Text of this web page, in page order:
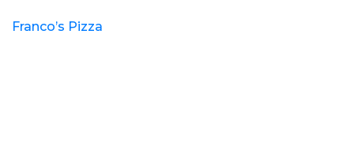
Franco’s Pizza